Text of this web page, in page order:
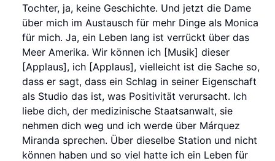
Tochter, ja, keine Geschichte. Und jetzt die Dame
über mich im Austausch für mehr Dinge als Monica
für mich. Ja, ein Leben lang ist verrückt über das
Meer Amerika. Wir können ich [Musik] dieser
[Applaus], ich [Applaus], vielleicht ist die Sache so,
dass er sagt, dass ein Schlag in seiner Eigenschaft
als Studio das ist, was Positivität verursacht. Ich
liebe dich, der medizinische Staatsanwalt, sie
nehmen dich weg und ich werde über Márquez
Miranda sprechen. Über dieselbe Station und nicht
können haben und so viel hatte ich ein Leben für